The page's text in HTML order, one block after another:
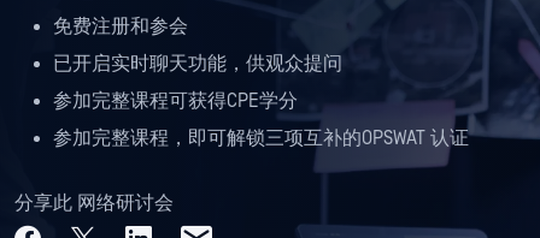
免费注册和参会
已开启实时聊天功能，供观众提问
参加完整课程可获得CPE学分
参加完整课程，即可解锁三项互补的OPSWAT 认证
分享此 网络研讨会